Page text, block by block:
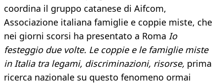
coordina il gruppo catanese di Aifcom,
Associazione italiana famiglie e coppie miste, che
nei giorni scorsi ha presentato a Roma Io
festeggio due volte. Le coppie e le famiglie miste
in Italia tra legami, discriminazioni, risorse, prima
ricerca nazionale su questo fenomeno ormai